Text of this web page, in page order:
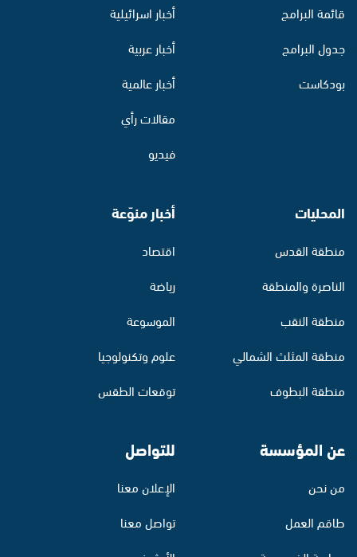
قائمة البرامج
جدول البرامج
بودكاست
أخبار اسرائيلية
أخبار عربية
أخبار عالمية
مقالات رأي
فيديو
المحليات
منطقة القدس
الناصرة والمنطقة
منطقة النقب
منطقة المثلث الشمالي
منطقة البطوف
أخبار منوّعة
اقتصاد
رياضة
الموسوعة
علوم وتكنولوجيا
توقعات الطقس
عن المؤسسة
من نحن
طاقم العمل
للتواصل
الإعلان معنا
تواصل معنا